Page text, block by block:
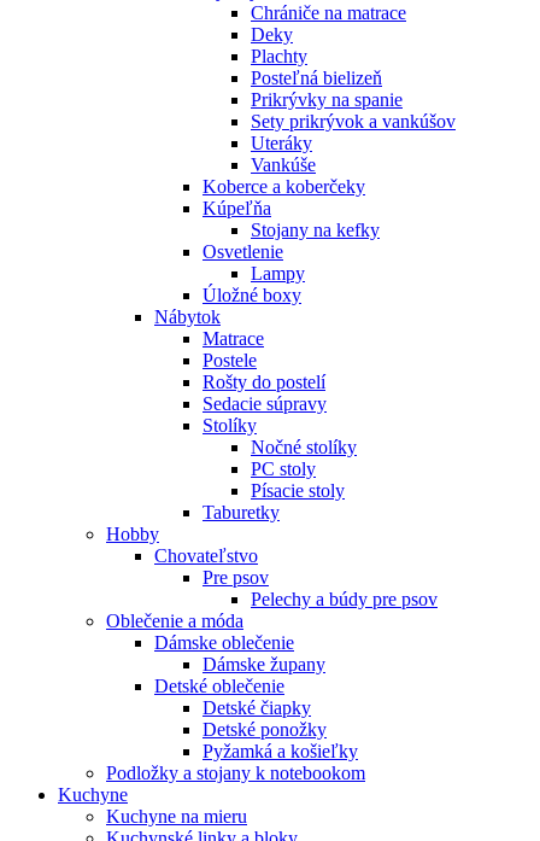
Chrániče na matrace
Deky
Plachty
Posteľná bielizeň
Prikrývky na spanie
Sety prikrývok a vankúšov
Uteráky
Vankúše
Koberce a koberčeky
Kúpeľňa
Stojany na kefky
Osvetlenie
Lampy
Úložné boxy
Nábytok
Matrace
Postele
Rošty do postelí
Sedacie súpravy
Stolíky
Nočné stolíky
PC stoly
Písacie stoly
Taburetky
Hobby
Chovateľstvo
Pre psov
Pelechy a búdy pre psov
Oblečenie a móda
Dámske oblečenie
Dámske župany
Detské oblečenie
Detské čiapky
Detské ponožky
Pyžamká a košieľky
Podložky a stojany k notebookom
Kuchyne
Kuchyne na mieru